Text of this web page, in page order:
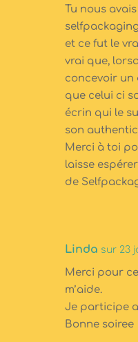
Tu nous
et ce fut le
vrai que,
concevoir un
que celui ci
écrin qui le
son
Merci à toi
laisse
de
Linda sur 23
Merci pour
m’aide.
Je participe
Bonne soiree